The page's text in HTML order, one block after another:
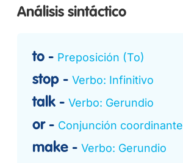
Análisis sintáctico
to Preposición (To)
stop Verbo: Infinitivo
talk Verbo: Gerundio
or Conjunción coordinante
make Verbo: Gerundio